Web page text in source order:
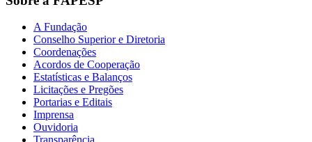
A Fundação
Conselho Superior e Diretoria
Coordenações
Acordos de Cooperação
Estatísticas e Balanços
Licitações e Pregões
Portarias e Editais
Imprensa
Ouvidoria